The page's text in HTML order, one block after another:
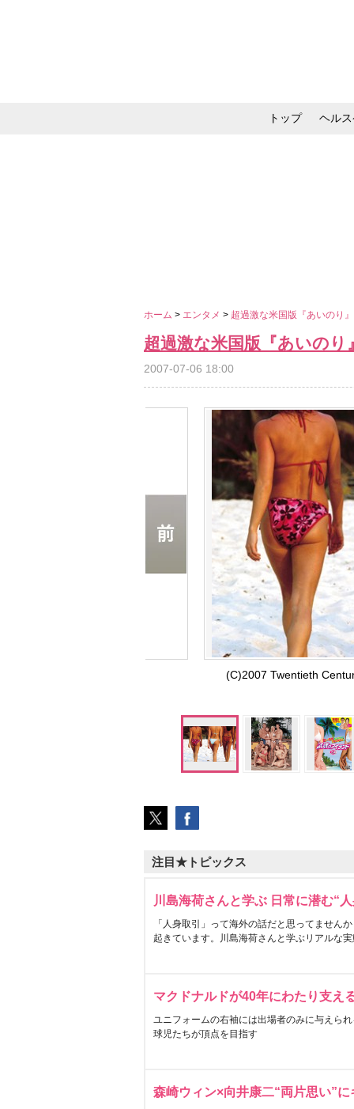
トップ ヘル
ホーム > エンタメ > 超過激な米国版『あいのり
超過激な米国版『あいのり
2007-07-06 18:00
(C)2007 Twentieth
注目★トピックス
川島海荷さんと学ぶ 日常に潜む“
「人身取引」って海外の話だと思ってません
起きています。川島海荷さんと学ぶリアルな
マクドナルドが40年にわたり支え
ユニフォームの右袖には出場者のみに与えら
球児たちが頂点を目指す
森崎ウィン×向井康二“両片思い”